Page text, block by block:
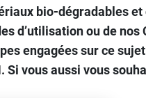
bio-dégradables
d’utilisation ou de
engagées sur ce
Si vous aussi vous